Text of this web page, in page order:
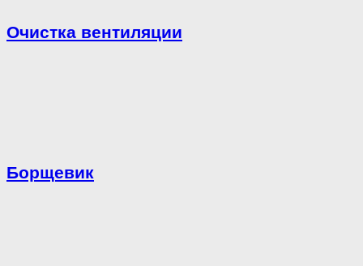
Очистка вентиляции
Борщевик